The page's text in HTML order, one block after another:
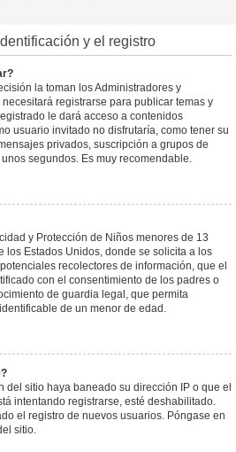
y el registro
la toman los Administradores y
registrarse para publicar temas y
le dará acceso a contenidos
usuario invitado no disfrutaría, como tener su
privados, suscripción a grupos de
segundos. Es muy recomendable.
y Protección de Niños menores de 13
los Estados Unidos, donde se solicita a los
recolectores de información, que el
con el consentimiento de los padres o
de guardia legal, que permita
de un menor de edad.
del sitio haya baneado su dirección IP o que el
intentando registrarse, esté deshabilitado.
el registro de nuevos usuarios. Póngase en
sitio.